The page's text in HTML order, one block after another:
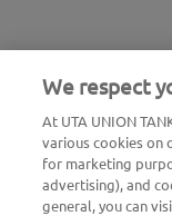
We respect
At UTA UNION
various cookies on
for marketing
advertising), and
general, you can